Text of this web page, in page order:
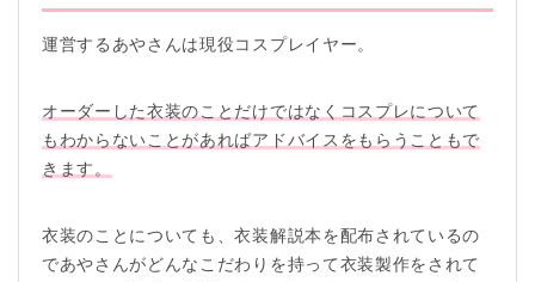
運営するあやさんは現役コスプレイヤー。
オーダーした衣装のことだけではなくコスプレについて
もわからないことがあればアドバイスをもらうこともで
きます。
衣装のことについても、衣装解説本を配布されているの
であやさんがどんなこだわりを持って衣装製作をされて